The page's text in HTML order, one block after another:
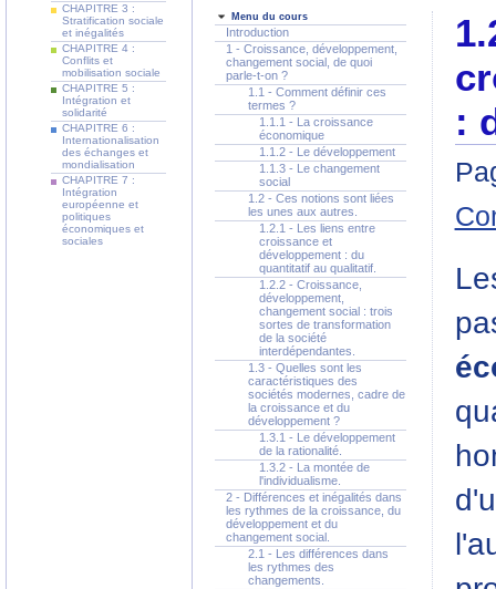
CHAPITRE 3 :
Stratification sociale
et inégalités
CHAPITRE 4 :
Conflits et
mobilisation sociale
CHAPITRE 5 :
Intégration et
solidarité
CHAPITRE 6 :
Internationalisation
des échanges et
mondialisation
CHAPITRE 7 :
Intégration
européenne et
politiques
économiques et
sociales
Menu du cours
Introduction
1 - Croissance, développement,
changement social, de quoi
parle-t-on ?
1.1 - Comment définir ces
termes ?
1.1.1 - La croissance
économique
1.1.2 - Le développement
1.1.3 - Le changement
social
1.2 - Ces notions sont liées
les unes aux autres.
1.2.1 - Les liens entre
croissance et
développement : du
quantitatif au qualitatif.
1.2.2 - Croissance,
développement,
changement social : trois
sortes de transformation
de la société
interdépendantes.
1.3 - Quelles sont les
caractéristiques des
sociétés modernes, cadre de
la croissance et du
développement ?
1.3.1 - Le développement
de la rationalité.
1.3.2 - La montée de
l'individualisme.
2 - Différences et inégalités dans
les rythmes de la croissance, du
développement et du
changement social.
2.1 - Les différences dans
les rythmes des
changements.
: